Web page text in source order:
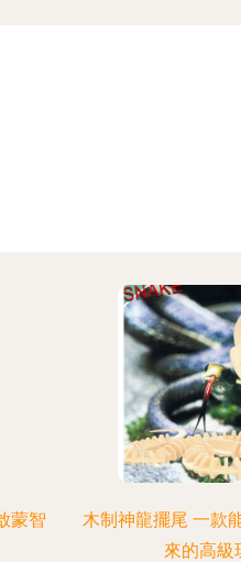
蒙智
木制神龍擺尾 一款
來的高級